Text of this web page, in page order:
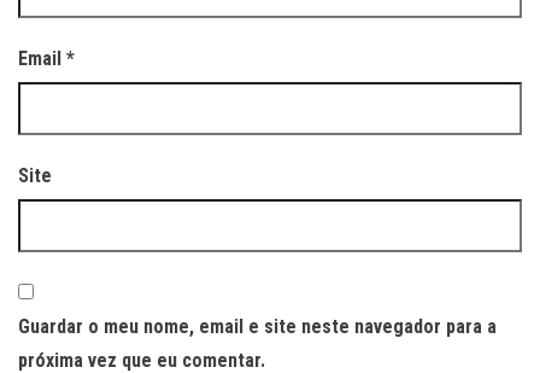
Email *
Site
Guardar o meu nome, email e site neste navegador para a
próxima vez que eu comentar.